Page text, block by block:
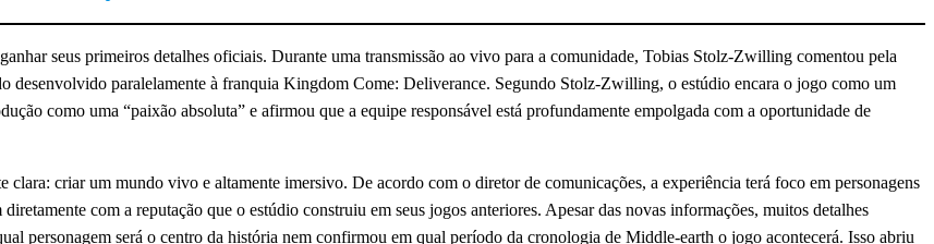
seus primeiros detalhes oficiais. Durante uma transmissão ao vivo para a comunidade, Tobias Stolz-Zwilling comentou pela
desenvolvido paralelamente à franquia Kingdom Come: Deliverance. Segundo Stolz-Zwilling, o estúdio encara o jogo como um
como uma “paixão absoluta” e afirmou que a equipe responsável está profundamente empolgada com a oportunidade de
criar um mundo vivo e altamente imersivo. De acordo com o diretor de comunicações, a experiência terá foco em personagens
com a reputação que o estúdio construiu em seus jogos anteriores. Apesar das novas informações, muitos detalhes
personagem será o centro da história nem confirmou em qual período da cronologia de Middle-earth o jogo acontecerá. Isso abriu